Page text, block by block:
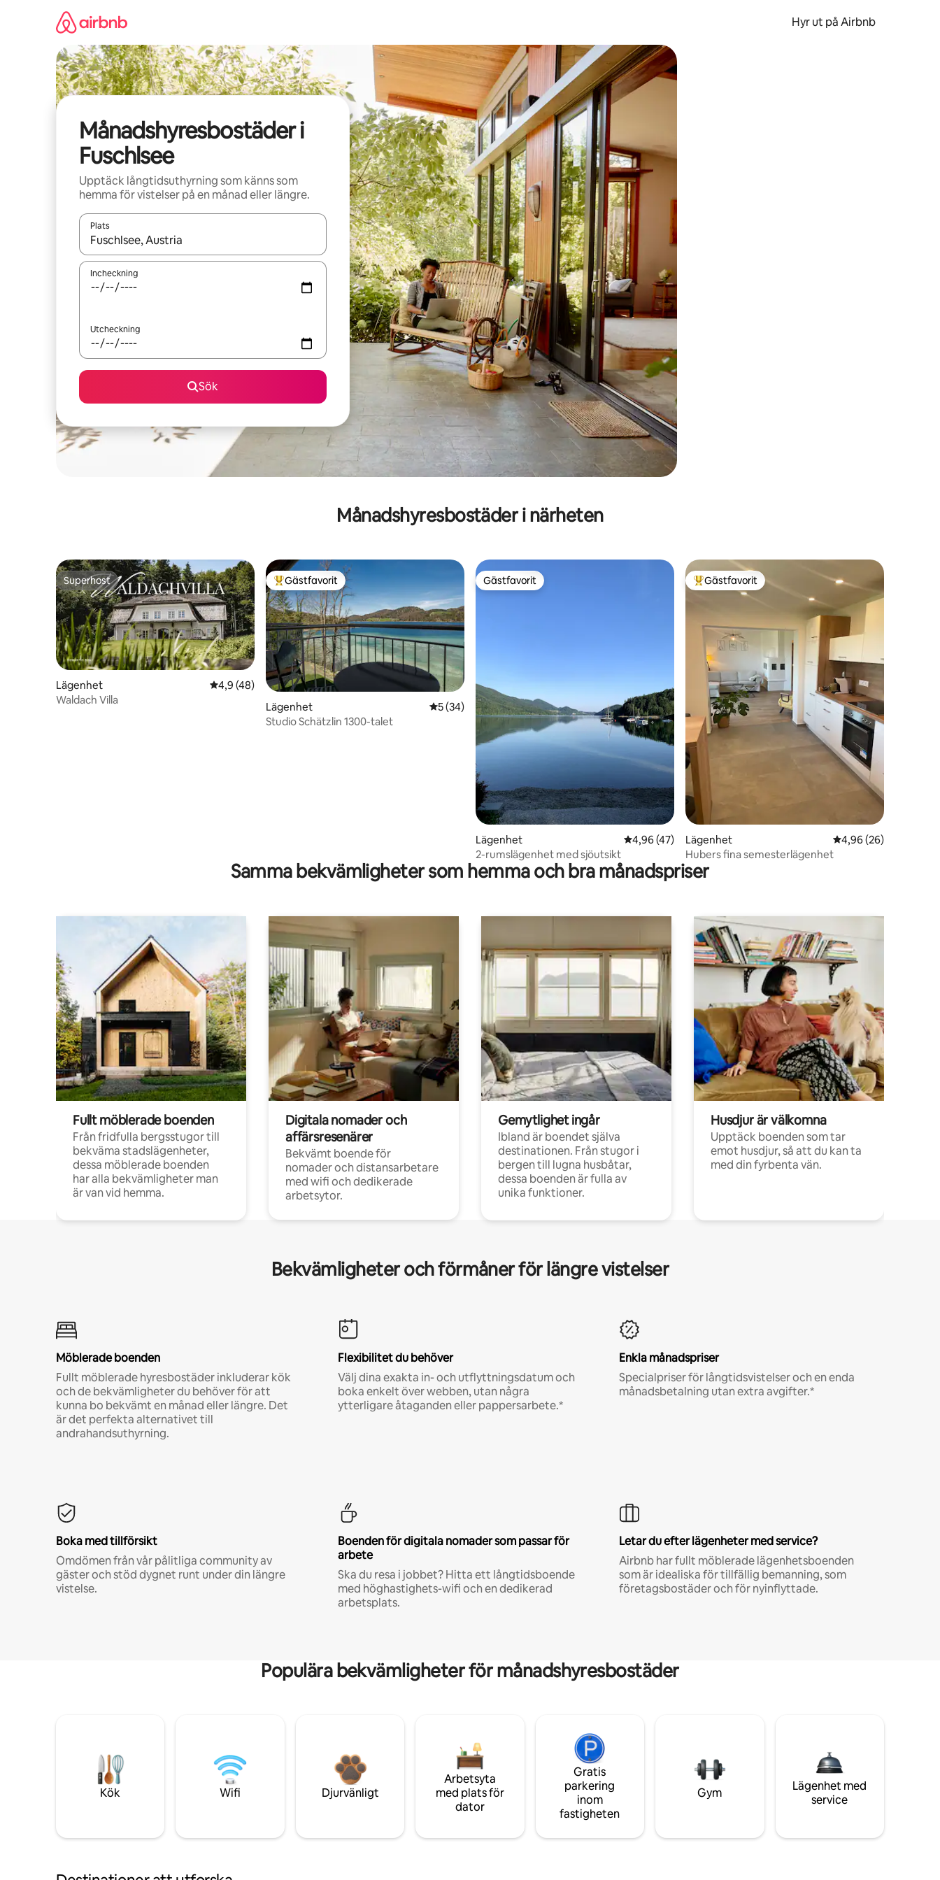
Hyr ut på Airbnb
Månadshyresbostäder i
Fuschlsee
Upptäck långtidsuthyrning som känns som
hemma för vistelser på en månad eller längre.
Plats
När resultaten är tillgängliga kan du navigera med upp- och nedåtpilarna eller utforska genom att trycka eller svepa.
Incheckning
Utcheckning
Sök
Månadshyresbostäder i närheten
Superhost
Superhost
Lägenhet 4,9 av 5 i genomsnittligt betyg, 48 omdömen
4,9 (48)
Waldach Villa
Populär gästfavorit
Gästfavorit
Lägenhet 5 av 5 i genomsnittligt betyg, 34 omdömen
5 (34)
Studio Schätzlin 1300-talet
Gästfavorit
Gästfavorit
Lägenhet 4,96 av 5 i genomsnittligt betyg, 47 omdömen
4,96 (47)
2-rumslägenhet med sjöutsikt
Populär gästfavorit
Gästfavorit
Lägenhet 4,96 av 5 i
4,96 (26)
Hubers fina semesterlägenhet
Samma bekvämligheter som hemma och bra månadspriser
Fullt möblerade boenden
Från fridfulla bergsstugor till
bekväma stadslägenheter,
dessa möblerade boenden
har alla bekvämligheter man
är van vid hemma.
Digitala nomader och
affärsresenärer
Bekvämt boende för
nomader och distansarbetare
med wifi och dedikerade
arbetsytor.
Gemytlighet ingår
Ibland är boendet själva
destinationen. Från stugor i
bergen till lugna husbåtar,
dessa boenden är fulla av
unika funktioner.
Husdjur är välkomna
Upptäck boenden som tar
emot husdjur, så att du kan ta
med din fyrbenta vän.
Bekvämligheter och förmåner för längre vistelser
Möblerade boenden
Fullt möblerade hyresbostäder inkluderar kök
och de bekvämligheter du behöver för att
kunna bo bekvämt en månad eller längre. Det
är det perfekta alternativet till
andrahandsuthyrning.
Flexibilitet du behöver
Välj dina exakta in- och utflyttningsdatum och
boka enkelt över webben, utan några
ytterligare åtaganden eller pappersarbete.*
Enkla månadspriser
Specialpriser för långtidsvistelser och en enda
månadsbetalning utan extra avgifter.*
Boka med tillförsikt
Omdömen från vår pålitliga community av
gäster och stöd dygnet runt under din längre
vistelse.
Boenden för digitala nomader som passar för
arbete
Ska du resa i jobbet? Hitta ett långtidsboende
med höghastighets-wifi och en dedikerad
arbetsplats.
Letar du efter lägenheter med service?
Airbnb har fullt möblerade lägenhetsboenden
som är idealiska för tillfällig bemanning, som
företagsbostäder och för nyinflyttade.
Populära bekvämligheter för månadshyresbostäder
Kök Wifi Djurvänligt
Arbetsyta
med plats för
dator
Gratis
parkering
inom
fastigheten
Gym
Lägenhet med
service